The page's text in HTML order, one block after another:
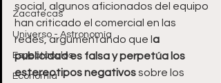
Zacatecas
Universo - Astronomía
Espectáculos
Economía
social, algunos aficionados del equipo
han criticado el comercial en las
redes, argumentando que l a
publicidad es falsa y perpetúa los
estereotipos negativos sobre los